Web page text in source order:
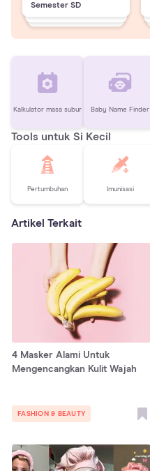
Semester SD
Kalkulator masa subur Baby Name Finder
Tools untuk Si Kecil
Pertumbuhan Imunisasi
Artikel Terkait
4 Masker Alami Untuk
Mengencangkan Kulit Wajah
FASHION & BEAUTY